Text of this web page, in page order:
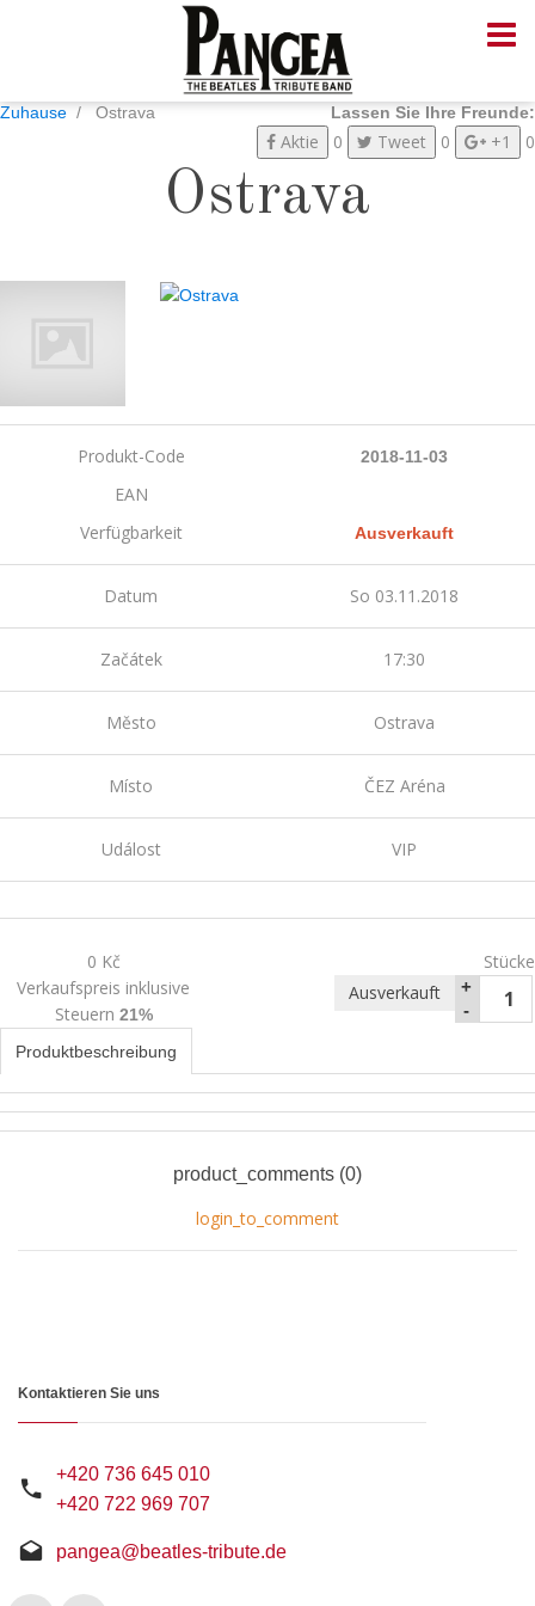
Zuhause Ostrava Lassen Sie Ihre Freunde:
Aktie 0 Tweet 0 +1 0
Ostrava
Produkt-Code 2018-11-03
EAN
Verfügbarkeit
Ausverkauft
Datum So 03.11.2018
Začátek 17:30
Město Ostrava
Místo ČEZ Aréna
Událost VIP
0 Kč
Verkaufspreis inklusive
Steuern 21%
Stücke
+
-
Ausverkauft
Produktbeschreibung
product_comments (0)
login_to_comment
Kontaktieren Sie uns
+420 736 645 010
+420 722 969 707
pangea@beatles-tribute.de